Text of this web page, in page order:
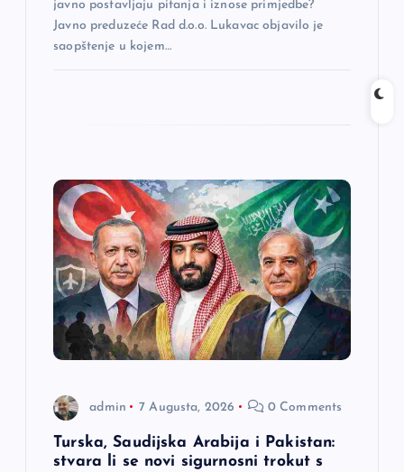
javno postavljaju pitanja i iznose primjedbe?
Javno preduzeće Rad d.o.o. Lukavac objavilo je
saopštenje u kojem…
admin 7 Augusta, 2026 0 Comments
Turska, Saudijska Arabija i Pakistan:
stvara li se novi sigurnosni trokut s